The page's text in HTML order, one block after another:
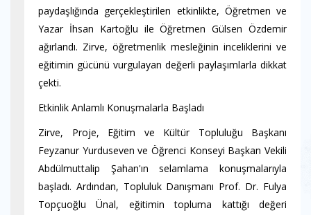
paydaşlığında gerçekleştirilen etkinlikte, Öğretmen ve
Yazar İhsan Kartoğlu ile Öğretmen Gülsen Özdemir
ağırlandı. Zirve, öğretmenlik mesleğinin inceliklerini ve
eğitimin gücünü vurgulayan değerli paylaşımlarla dikkat
çekti.
Etkinlik Anlamlı Konuşmalarla Başladı
Zirve, Proje, Eğitim ve Kültür Topluluğu Başkanı
Feyzanur Yurduseven ve Öğrenci Konseyi Başkan Vekili
Abdülmuttalip Şahan'ın selamlama konuşmalarıyla
başladı. Ardından, Topluluk Danışmanı Prof. Dr. Fulya
Topçuoğlu Ünal, eğitimin topluma kattığı değeri